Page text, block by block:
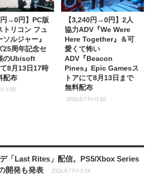
円→0円】PC版
トリコン フュ
ルジャー』
25周年記念セ
のUbisoft
8月13日17時
配布
1:08
【3,240円→0円】2人
協力ADV『We Were
Here Together』＆可
愛くて怖い
ADV『Beacon
Pines』Epic Gamesス
トアにて8月13日まで
無料配布
2026.8.7 Fri 0:10
「Last Rites」配信。PS5/Xbox Series
開発も発表
2026.8.7 Fri 1:54